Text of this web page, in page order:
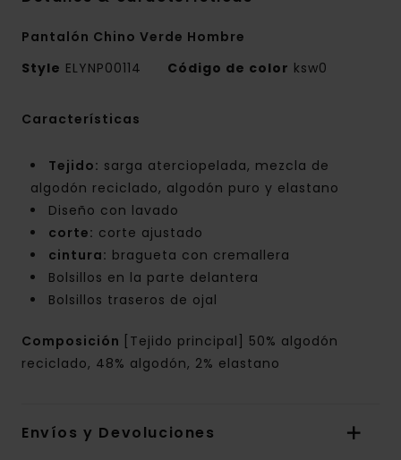
Pantalón Chino Verde Hombre
Style ELYNP00114 Código de color ksw0
Características
Tejido: sarga aterciopelada, mezcla de
algodón reciclado, algodón puro y elastano
Diseño con lavado
corte: corte ajustado
cintura: bragueta con cremallera
Bolsillos en la parte delantera
Bolsillos traseros de ojal
Composición
[Tejido principal] 50% algodón
reciclado, 48% algodón, 2% elastano
Envíos y Devoluciones